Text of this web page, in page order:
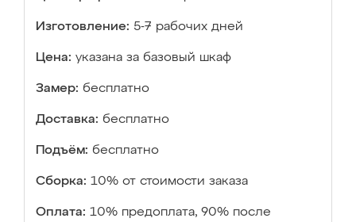
Изготовление: 5-7 рабочих дней
Цена: указана за базовый шкаф
Замер: бесплатно
Доставка: бесплатно
Подъём: бесплатно
Сборка: 10% от стоимости заказа
Оплата: 10% предоплата, 90% после